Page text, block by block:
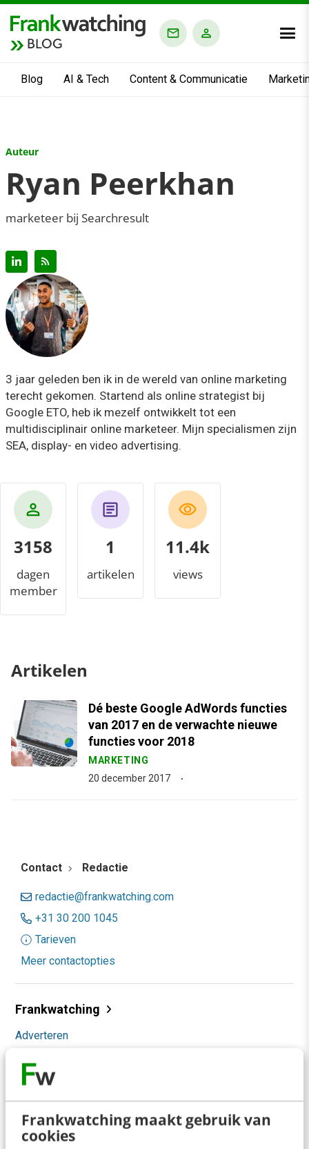
Frankwatching maakt gebruik van
cookies
BLOG
Blog AI & Tech Content & Communicatie
Auteur
Ryan Peerkhan
marketeer bij Searchresult
3 jaar geleden ben ik in de wereld van online marketing
terecht gekomen. Startend als online strategist bij
Google ETO, heb ik mezelf ontwikkelt tot een
multidisciplinair online marketeer. Mijn specialismen zijn
SEA, display- en video advertising.
3158
dagen
member
1
artikelen
12.7k
views
Artikelen
Dé beste Google AdWords functies
van 2017 en de verwachte nieuwe
functies voor 2018
MARKETING
20 december 2017
Contact Redactie
redactie@frankwatching.com
+31 30 200 1045
Tarieven
Meer contactopties
Frankwatching
Adverteren
Contact
Nieuwsbrieven
Over ons
Ons team